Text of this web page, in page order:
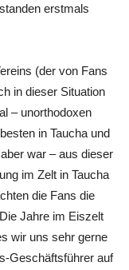
erstmals
(der von Fans
in dieser Situation
– unorthodoxen
in Taucha und
war – aus dieser
im Zelt in Taucha
die Fans die
Jahre im Eiszelt
wir uns sehr gerne
Geschäftsführer auf